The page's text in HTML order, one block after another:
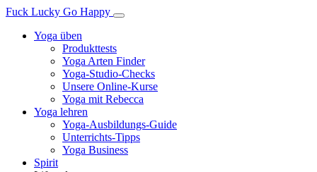
Fuck Lucky Go Happy
Yoga üben
Produkttests
Yoga Arten Finder
Yoga-Studio-Checks
Unsere Online-Kurse
Yoga mit Rebecca
Yoga lehren
Yoga-Ausbildungs-Guide
Unterrichts-Tipps
Yoga Business
Spirit